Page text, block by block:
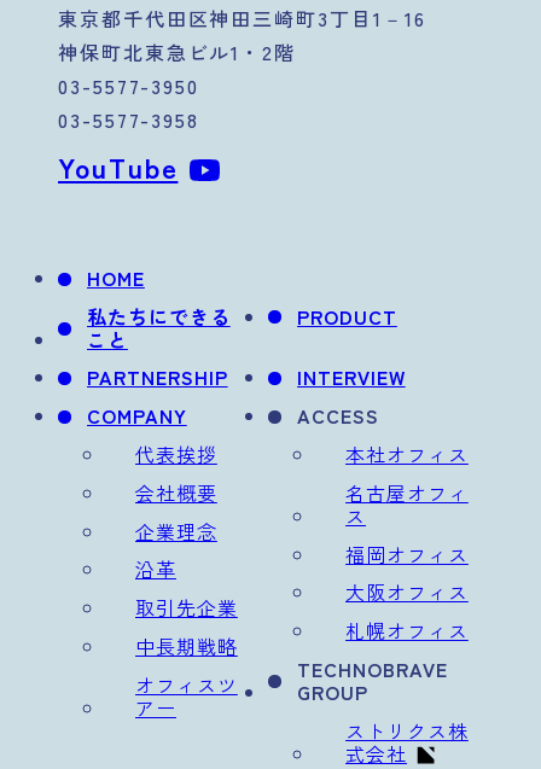
東京都千代田区神田三崎町3丁目1－16
神保町北東急ビル1・2階
03-5577-3950
03-5577-3958
YouTube
HOME
私たちにできる
こと
PRODUCT
PARTNERSHIP
INTERVIEW
COMPANY
代表挨拶
会社概要
企業理念
沿革
取引先企業
中長期戦略
オフィスツ
アー
ACCESS
本社オフィス
名古屋オフィ
ス
福岡オフィス
大阪オフィス
札幌オフィス
TECHNOBRAVE
GROUP
ストリクス株
式会社